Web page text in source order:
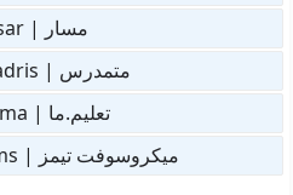
مسار | Massar
متمدرس | Moutamadris
تعليم.ما | Taalim.ma
ميكروسوفت تيمز | Microsoft Teams